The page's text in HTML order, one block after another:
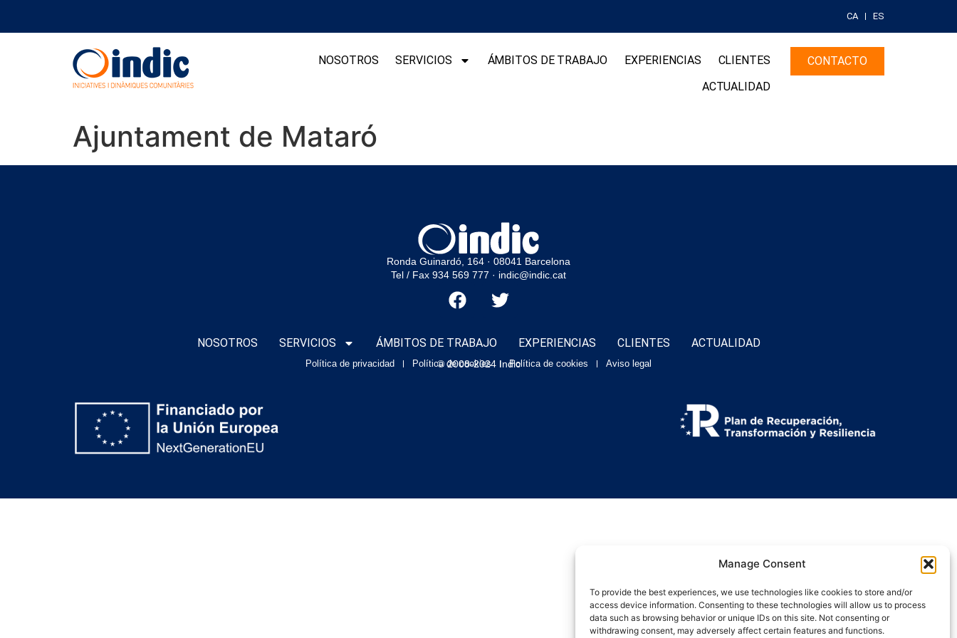
Manage Consent
To provide the best experiences, we use technologies like cookies to store and/or
access device information. Consenting to these technologies will allow us to process
data such as browsing behavior or unique IDs on this site. Not consenting or
withdrawing consent, may adversely affect certain features and functions.
CA ES
NOSOTROS SERVICIOS ÁMBITOS DE TRABAJO EXPERIENCIAS
CLIENTES
ACTUALIDAD
CONTACTO
Ajuntament de Mataró
Ronda Guinardó, 164 · 08041 Barcelona
Tel / Fax 934 569 777 · indic@indic.cat
NOSOTROS SERVICIOS ÁMBITOS DE TRABAJO EXPERIENCIAS CLIENTES ACTUALIDAD
Política de privacidad Política de cookies Política de cookies Aviso legal
© 2008-2024 Indic